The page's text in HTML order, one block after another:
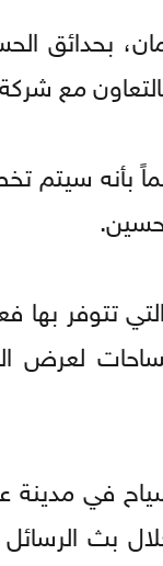
بحدائق
بأنه
تتوفر بها
لعرض
في مدينة
بث